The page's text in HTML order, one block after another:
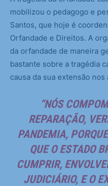
mobilizou o pedagogo e
Santos, que hoje é
Orfandade e Direitos. A
da orfandade de maneira
bastante sobre a tragédia
causa da sua extensão
“NÓS
REPARAÇÃO,
PANDEMIA,
QUE O ESTADO
CUMPRIR,
JUDICIÁRIO, E O